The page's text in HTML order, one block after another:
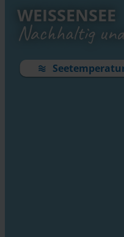
WEISSENSEE
Nachhaltig